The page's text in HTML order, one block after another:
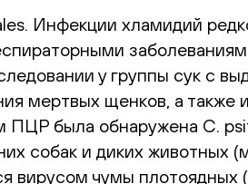
Инфекции хламидий
у группы сук с
мертвых щенков, а
ПЦР была обнаружена C.
собак и диких животных
чумы плотоядных